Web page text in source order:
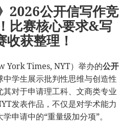
2026公开信写作竞
比赛核心要求&写
获整理！
York Times, NYT）举办的公开
中学生展示批判性思维与创造性
对于申请理工科、文商类专业
发表作品，不仅是对学术能力
申请中的“重量级加分项”。